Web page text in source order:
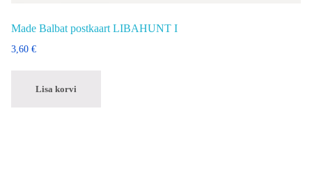
Made Balbat postkaart LIBAHUNT I
3,60 €
Lisa korvi